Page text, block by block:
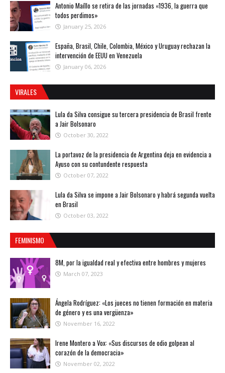
Antonio Maíllo se retira de las jornadas «1936, la guerra que
todos perdimos»
January 25, 2026
España, Brasil, Chile, Colombia, México y Uruguay rechazan la
intervención de EEUU en Venezuela
January 06, 2026
VIRALES
Lula da Silva consigue su tercera presidencia de Brasil frente
a Jair Bolsonaro
October 30, 2022
La portavoz de la presidencia de Argentina deja en evidencia a
Ayuso con su contundente respuesta
October 07, 2022
Lula da Silva se impone a Jair Bolsonaro y habrá segunda vuelta
en Brasil
October 03, 2022
FEMINISMO
8M, por la igualdad real y efectiva entre hombres y mujeres
March 07, 2023
Ángela Rodríguez: «Los jueces no tienen formación en materia
de género y es una vergüenza»
November 16, 2022
Irene Montero a Vox: «Sus discursos de odio golpean al
corazón de la democracia»
November 02, 2022